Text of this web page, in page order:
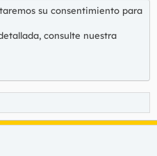
su consentimiento para
consulte nuestra